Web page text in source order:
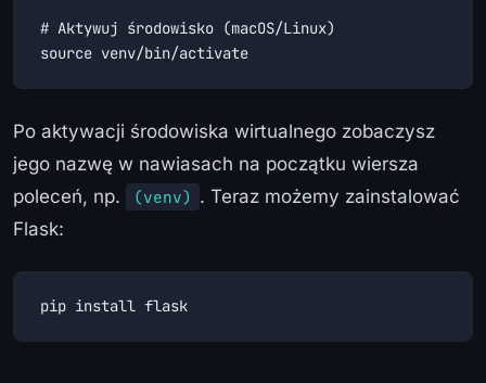
# Aktywuj środowisko (macOS/Linux)
source venv/bin/activate
Po aktywacji środowiska wirtualnego zobaczysz
jego nazwę w nawiasach na początku wiersza
poleceń, np.
(venv) . Teraz możemy zainstalować
Flask:
pip install flask